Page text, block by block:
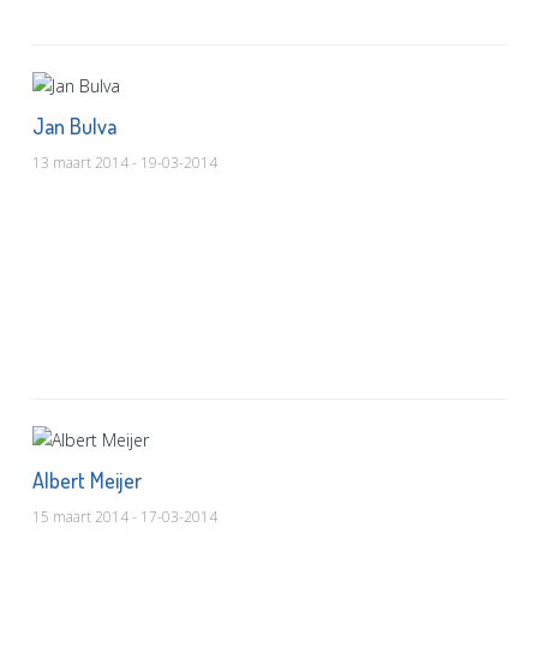
Jan Bulva
13 maart 2014 - 19-03-2014
Albert Meijer
15 maart 2014 - 17-03-2014